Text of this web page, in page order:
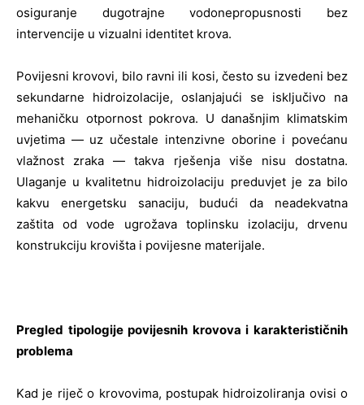
osiguranje dugotrajne vodonepropusnosti bez
intervencije u vizualni identitet krova.
Povijesni krovovi, bilo ravni ili kosi, često su izvedeni bez
sekundarne hidroizolacije, oslanjajući se isključivo na
mehaničku otpornost pokrova. U današnjim klimatskim
uvjetima — uz učestale intenzivne oborine i povećanu
vlažnost zraka — takva rješenja više nisu dostatna.
Ulaganje u kvalitetnu hidroizolaciju preduvjet je za bilo
kakvu energetsku sanaciju, budući da neadekvatna
zaštita od vode ugrožava toplinsku izolaciju, drvenu
konstrukciju krovišta i povijesne materijale.
Pregled tipologije povijesnih krovova i karakterističnih
problema
Kad je riječ o krovovima, postupak hidroizoliranja ovisi o